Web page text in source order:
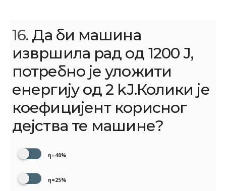
16. Да би машина
извршила рад од 1200 Ј,
потребно је уложити
енергију од 2 kЈ.Колики је
коефицијент корисног
дејства те машине?
η=40%
η=25%